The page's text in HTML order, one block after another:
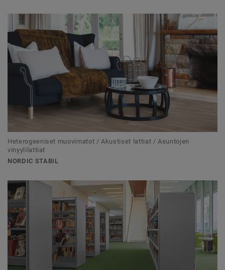
Heterogeeniset muovimatot / Akustiset lattiat / Asuntojen
vinyylilattiat
NORDIC STABIL